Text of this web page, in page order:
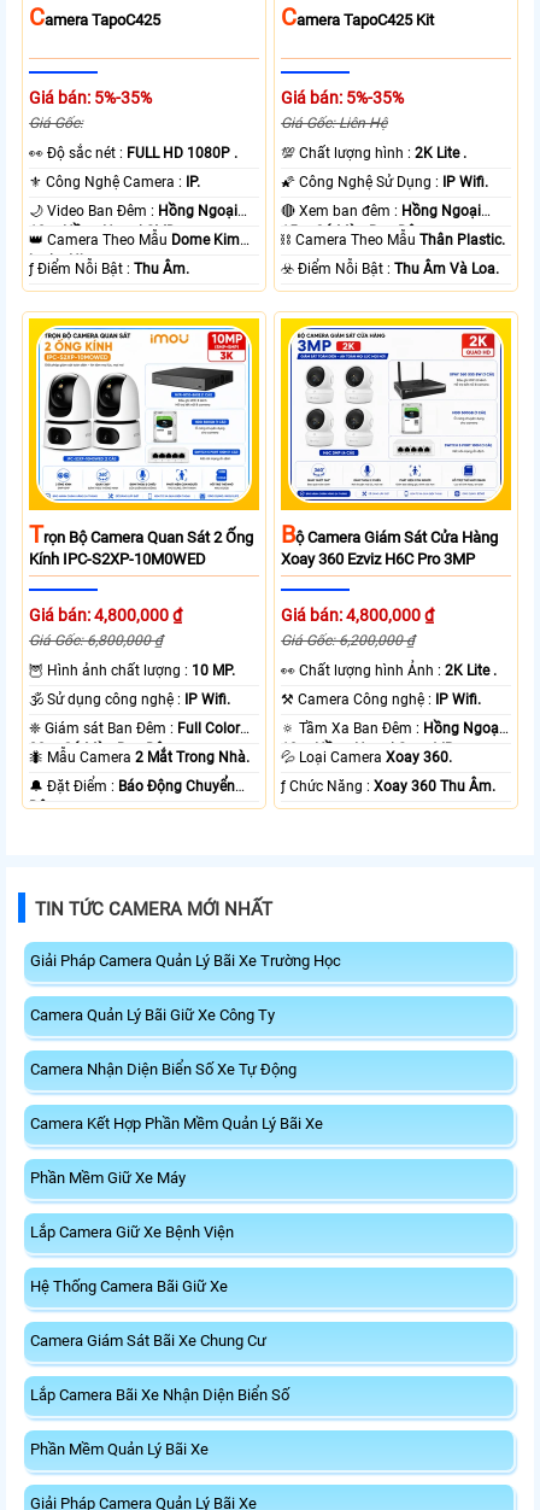
CAmera TapoC425
Giá bán: 5%-35%
Giá Gốc:
️👀 Độ sắc nét : FULL HD 1080P .
⚜️ Công Nghệ Camera : IP.
🌙 Video Ban Đêm : Hồng Ngoại
10m Hồng Ngoại SMD.
👑 Camera Theo Mẫu Dome Kim
loại + Nhựa.
️ƒ Điểm Nỗi Bật :Thu Âm.
CAmera TapoC425 Kit
Giá bán: 5%-35%
Giá Gốc: Liên Hệ
💯 Chất lượng hình :2K Lite .
🌠 Công Nghệ Sử Dụng : IP Wifi.
🔴 Xem ban đêm : Hồng Ngoại
15m Có Màu Ban Ðêm.
⛓ Camera Theo MẫuThân Plastic.
️☣️ Điểm Nỗi Bật :Thu Âm Và Loa.
TRọn Bộ Camera Quan Sát 2 Ống
Kính IPC-S2XP-10M0WED
Giá bán: 4,800,000 ₫
Giá Gốc: 6,800,000 ₫
🦉 Hình ảnh chất lượng : 10 MP.
🕉️ Sử dụng công nghệ : IP Wifi.
❈ Giám sát Ban Đêm : Full Color
20m Có Màu Ban Ðêm.
🐜 Mẫu Camera2 Mắt Trong Nhà.
️🔔 Đặt Điểm : Báo Động Chuyển
Động.
BỘ Camera Giám Sát Cửa Hàng
Xoay 360 Ezviz H6C Pro 3MP
Giá bán: 4,800,000 ₫
Giá Gốc: 6,200,000 ₫
️👀 Chất lượng hình Ảnh :2K Lite .
⚒ Camera Công nghệ : IP Wifi.
🔅 Tầm Xa Ban Đêm : Hồng Ngoại
10m Hồng Ngoại Smart IR.
💦 Loại CameraXoay 360.
️ƒ Chức Năng :Xoay 360 Thu Âm.
TIN TỨC CAMERA MỚI NHẤT
Giải Pháp Camera Quản Lý Bãi Xe Trường Học
Camera Quản Lý Bãi Giữ Xe Công Ty
Camera Nhận Diện Biển Số Xe Tự Động
Camera Kết Hợp Phần Mềm Quản Lý Bãi Xe
Phần Mềm Giữ Xe Máy
Lắp Camera Giữ Xe Bệnh Viện
Hệ Thống Camera Bãi Giữ Xe
Camera Giám Sát Bãi Xe Chung Cư
Lắp Camera Bãi Xe Nhận Diện Biển Số
Phần Mềm Quản Lý Bãi Xe
Giải Pháp Camera Quản Lý Bãi Xe